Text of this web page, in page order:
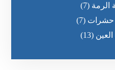
الرمة (7)
حشرات (7)
(13)